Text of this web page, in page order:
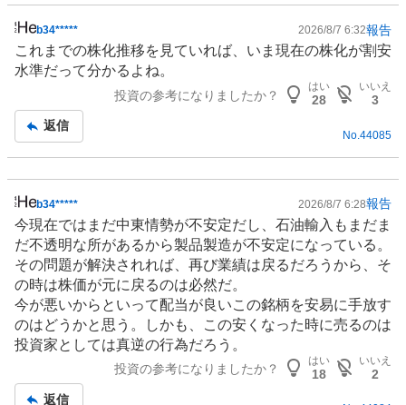
掲
示
板
b34***** 2026/8/7 6:32報告
これまでの株化推移を見ていれば、いま現在の株化が割安
水準だって分かるよね。
投資の参考になりましたか？
はい
28
いいえ
3
返信
No. 44085
掲
示
板
記
事
b34***** 2026/8/7 6:28報告
今現在ではまだ中東情勢が不安定だし、石油輸入もまだま
だ不透明な所があるから製品製造が不安定になっている。
その問題が解決されれば、再び業績は戻るだろうから、そ
の時は株価が元に戻るのは必然だ。
今が悪いからといって配当が良いこの銘柄を安易に手放す
のはどうかと思う。しかも、この安くなった時に売るのは
投資家としては真逆の行為だろう。
投資の参考になりましたか？
はい
18
いいえ
2
返信